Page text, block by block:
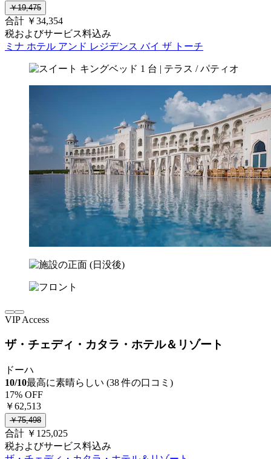
￥19,475
合計 ￥34,354
税およびサービス料込み
ミナ ホテル アンド レジデンス バイ ザ トーチ
VIP Access
ザ・チェディ・カタラ・ホテル＆リゾート
ドーハ
10/10最高に素晴らしい (38 件の口コミ)
17% OFF
￥62,513
￥75,498
合計 ￥125,025
税およびサービス料込み